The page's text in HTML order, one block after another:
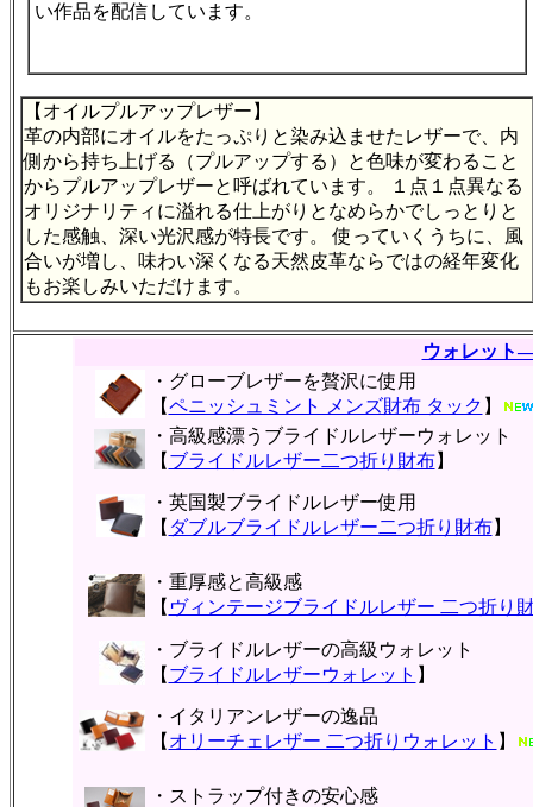
い作品を配信しています。
【オイルプルアップレザー】
革の内部にオイルをたっぷりと染み込ませたレザーで、内
側から持ち上げる（プルアップする）と色味が変わること
からプルアップレザーと呼ばれています。 １点１点異なる
オリジナリティに溢れる仕上がりとなめらかでしっとりと
した感触、深い光沢感が特長です。 使っていくうちに、風
合いが増し、味わい深くなる天然皮革ならではの経年変化
もお楽しみいただけます。
ウォレット
・グローブレザーを贅沢に使用
【ペニッシュミント メンズ財布 タック 】
・高級感漂うブライドルレザーウォレット
【 ブライドルレザー二つ折り財布】
・英国製ブライドルレザー使用
【 ダブルブライドルレザー二つ折り財布】
・重厚感と高級感
【 ヴィンテージブライドルレザー 二つ折り
・ブライドルレザーの高級ウォレット
【 ブライドルレザーウォレット 】
・イタリアンレザーの逸品
【 オリーチェレザー 二つ折りウォレット 】
・ストラップ付きの安心感